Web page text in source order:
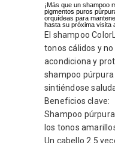
¡Más que un shampoo
pigmentos puros
orquídeas para
hasta su próxima visita
El shampoo
tonos cálidos y
acondiciona y
shampoo
sintiéndose
Beneficios clave:
Shampoo
los tonos
Un cabello 2.5